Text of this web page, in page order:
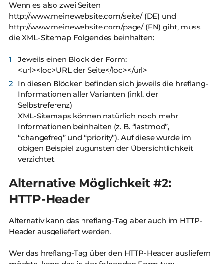
Wenn es also zwei Seiten
http://www.meinewebsite.com/seite/ (DE) und
http://www.meinewebsite.com/page/ (EN) gibt, muss
die XML-Sitemap Folgendes beinhalten:
Jeweils einen Block der Form:
<url><loc>URL der Seite</loc></url>
In diesen Blöcken befinden sich jeweils die hreflang-
Informationen aller Varianten (inkl. der
Selbstreferenz)
XML-Sitemaps können natürlich noch mehr
Informationen beinhalten (z. B. “lastmod”,
“changefreq” und “priority”). Auf diese wurde im
obigen Beispiel zugunsten der Übersichtlichkeit
verzichtet.
Alternative Möglichkeit #2:
HTTP-Header
Alternativ kann das hreflang-Tag aber auch im HTTP-
Header ausgeliefert werden.
Wer das hreflang-Tag über den HTTP-Header ausliefern